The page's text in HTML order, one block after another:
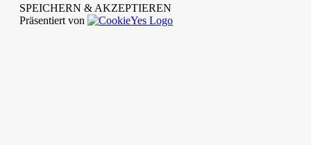
SPEICHERN & AKZEPTIEREN
Präsentiert von